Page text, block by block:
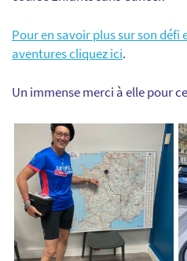
Pour en savoir plus sur son défi
aventures cliquez ici.
Un immense merci à elle pour